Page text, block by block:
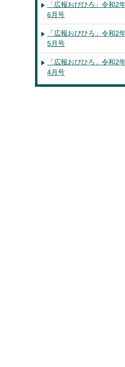
「広報おびひろ」令和2
6月号
「広報おびひろ」令和2
5月号
「広報おびひろ」令和2
4月号